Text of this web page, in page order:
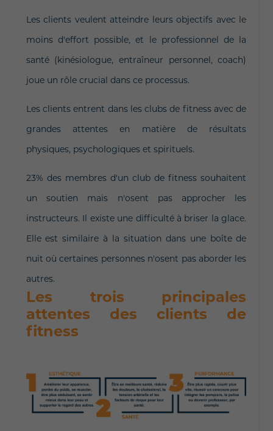
Les clients veulent atteindre leurs objectifs avec le
moins d'effort possible, et le professionnel de la
santé (kinésiologue, entraîneur personnel, coach)
joue un rôle crucial dans ce processus.
Les clients entrent dans les clubs de fitness avec de
grandes attentes en matière de résultats
physiques, psychologiques et spirituels.
23% des membres d'un club de fitness souhaitent
un soutien mais n'osent pas approcher les
instructeurs. Il existe une difficulté à briser la glace.
Elle est similaire à la situation dans une boîte de
nuit où certaines personnes n'osent pas aborder les
autres.
Les trois principales
attentes des clients de
fitness